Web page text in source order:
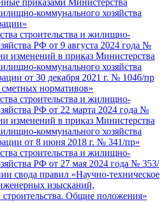
приказами Министерства
коммунального хозяйства
строительства и жилищно-
РФ от 9 августа 2024 года №
изменений в приказ Министерства
коммунального хозяйства
от 30 декабря 2021 г. № 1046/пр
нормативов»
строительства и жилищно-
РФ от 22 марта 2024 года №
изменений в приказ Министерства
коммунального хозяйства
от 8 июня 2018 г. № 341/пр»
строительства и жилищно-
РФ от 27 мая 2024 года № 353/
свода правил «Научно-техническое
изысканий,
строительства. Общие положения»